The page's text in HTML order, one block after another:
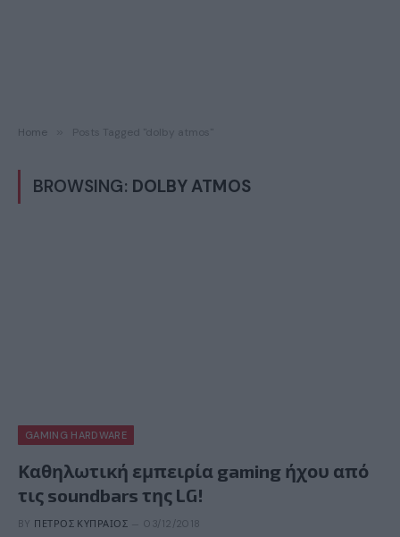
Home Posts Tagged "dolby atmos"
BROWSING: DOLBY ATMOS
GAMING HARDWARE
Καθηλωτική εμπειρία gaming ήχου από
τις soundbars της LG!
BY ΠΈΤΡΟΣ ΚΥΠΡΑΊΟΣ 03/12/2018